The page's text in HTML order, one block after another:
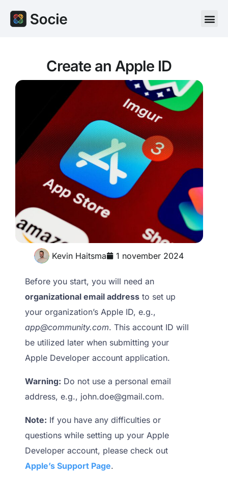
Create an Apple ID
Kevin Haitsma 1 november 2024
Before you start, you will need an
organizational email addressto set up
your organization’s Apple ID, e.g.,
app@community.com. This account ID will
be utilized later when submitting your
Apple Developer account application.
Warning: Do not use a personal email
address, e.g., john.doe@gmail.com.
Note: If you have any difficulties or
questions while setting up your Apple
Developer account, please check out
Apple’s Support Page.